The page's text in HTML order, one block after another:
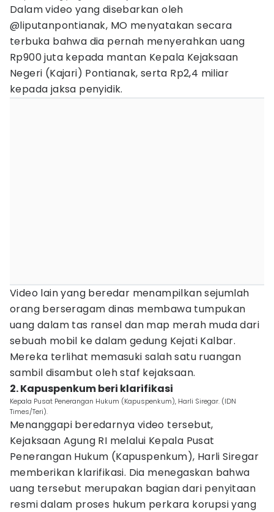
Dalam video yang disebarkan oleh
@liputanpontianak, MO menyatakan secara
terbuka bahwa dia pernah menyerahkan uang
Rp900 juta kepada mantan Kepala Kejaksaan
Negeri (Kajari) Pontianak, serta Rp2,4 miliar
kepada jaksa penyidik.
Video lain yang beredar menampilkan sejumlah
orang berseragam dinas membawa tumpukan
uang dalam tas ransel dan map merah muda dari
sebuah mobil ke dalam gedung Kejati Kalbar.
Mereka terlihat memasuki salah satu ruangan
sambil disambut oleh staf kejaksaan.
2. Kapuspenkum beri klarifikasi
Kepala Pusat Penerangan Hukum (Kapuspenkum), Harli Siregar. (IDN
Times/Teri).
Menanggapi beredarnya video tersebut,
Kejaksaan Agung RI melalui Kepala Pusat
Penerangan Hukum (Kapuspenkum), Harli Siregar
memberikan klarifikasi. Dia menegaskan bahwa
uang tersebut merupakan bagian dari penyitaan
resmi dalam proses hukum perkara korupsi yang